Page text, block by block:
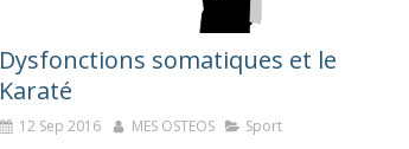
Dysfonctions somatiques et le
Karaté
12 Sep 2016 MES OSTEOS Sport